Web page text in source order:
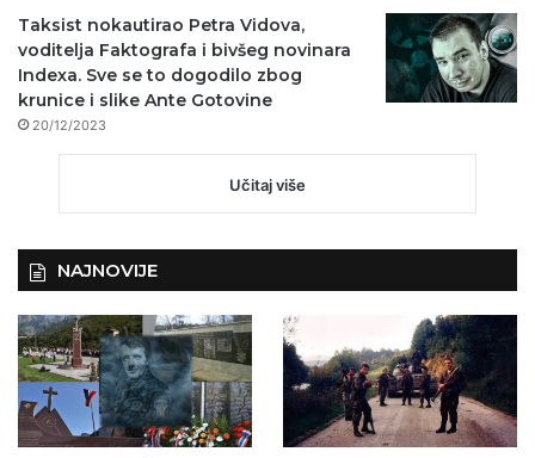
Taksist nokautirao Petra Vidova,
voditelja Faktografa i bivšeg novinara
Indexa. Sve se to dogodilo zbog
krunice i slike Ante Gotovine
20/12/2023
Učitaj više
NAJNOVIJE